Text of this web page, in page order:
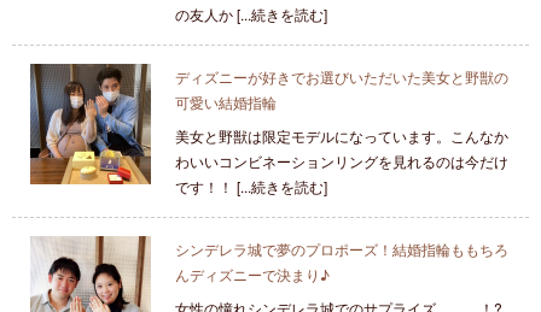
の友人か [...続きを読む]
ディズニーが好きでお選びいただいた美女と野獣の
可愛い結婚指輪
美女と野獣は限定モデルになっています。こんなか
わいいコンビネーションリングを見れるのは今だけ
です！！ [...続きを読む]
シンデレラ城で夢のプロポーズ！結婚指輪ももちろ
んディズニーで決まり♪
女性の憧れシンデレラ城でのサプライズ………！?